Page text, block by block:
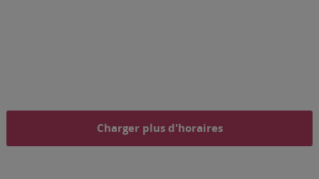
Charger plus d'horaires